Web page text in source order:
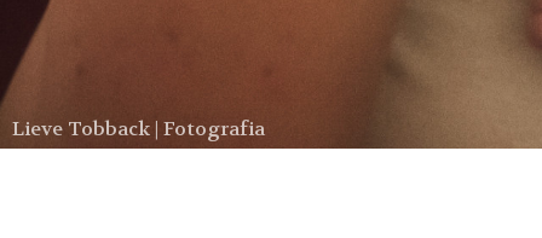
Lieve Tobback | Fotografia